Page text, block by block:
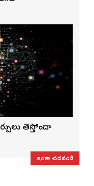
తెస్తోందా
ఇంకా చదవండి